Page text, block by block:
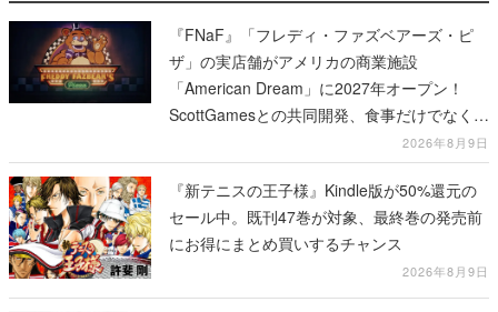
『FNaF』「フレディ・ファズベアーズ・ピ
ザ」の実店舗がアメリカの商業施設
「American Dream」に2027年オープン！
ScottGamesとの共同開発、食事だけでなくス
テージショーや没入型のホラー体験も楽しめ
る
2026年8月9日
『新テニスの王子様』Kindle版が50%還元の
セール中。既刊47巻が対象、最終巻の発売前
にお得にまとめ買いするチャンス
2026年8月9日